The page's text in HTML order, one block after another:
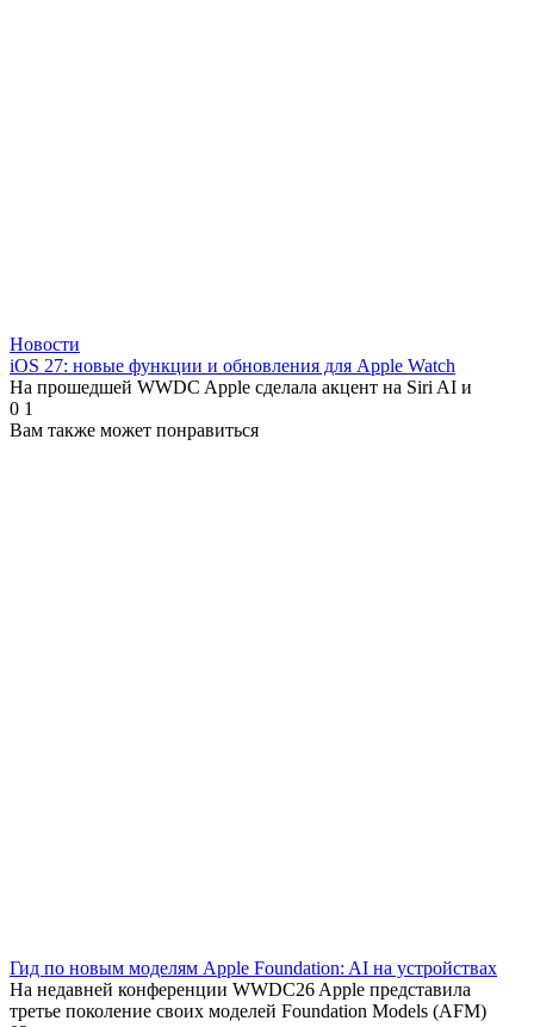
Новости
iOS 27: новые функции и обновления для Apple Watch
На прошедшей WWDC Apple сделала акцент на Siri AI и
0 1
Вам также может понравиться
Гид по новым моделям Apple Foundation: AI на устройствах
На недавней конференции WWDC26 Apple представила
третье поколение своих моделей Foundation Models (AFM)